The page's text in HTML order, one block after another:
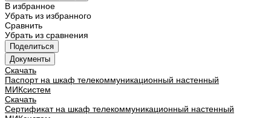
В избранное
Убрать из избранного
Сравнить
Убрать из сравнения
Поделиться
Документы
Скачать
Паспорт на шкаф телекоммуникационный настенный
МИКсистем
Скачать
Сертификат на шкаф телекоммуникационный настенный